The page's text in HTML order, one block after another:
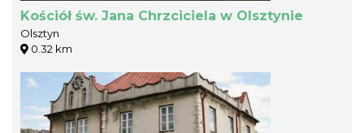
Kościół św. Jana Chrzciciela w Olsztynie
Olsztyn
0.32 km